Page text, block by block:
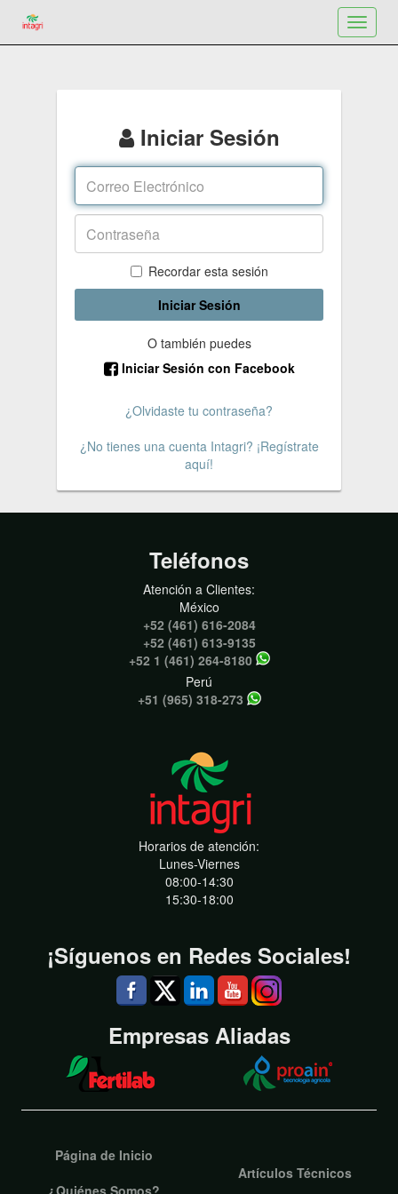
Toggle
Iniciar Sesión
Recordar esta sesión
Iniciar Sesión
O también puedes
Iniciar Sesión con Facebook
¿Olvidaste tu contraseña?
¿No tienes una cuenta Intagri? ¡Regístrate
aquí!
Teléfonos
Atención a Clientes:
México
+52 (461) 616-2084
+52 (461) 613-9135
+52 1 (461) 264-8180
Perú
+51 (965) 318-273
Horarios de atención:
Lunes-Viernes
08:00-14:30
15:30-18:00
¡Síguenos en Redes Sociales!
Empresas Aliadas
Página de Inicio
¿Quiénes Somos?
Artículos Técnicos